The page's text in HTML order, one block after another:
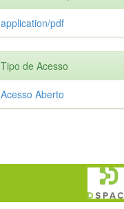
application/pdf
Tipo de Acesso
Acesso Aberto